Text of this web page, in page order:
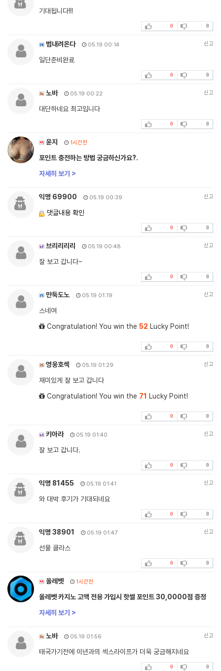
기대됩니다!!!
0 0
범내려온다 05.19 00:14 신고
일단준비완료
0 0
노바 05.19 00:22 신고
대단하네요 최고입니다
0 0
윤지 1시간전
포인트 충전하는 방법 궁금하신가요?.
자세히 보기 >
익명 69900 05.19 00:39 신고
댓글내용 확인
0 0
브리리리리 05.19 00:48 신고
잘 보고 갑니다~
0 0
만둑도노 05.19 01:19 신고
스네여
Congratulation! You win the 52 Lucky Point!
0 0
영웅호섹 05.19 01:29 신고
재미있게 잘 보고 갑니다
Congratulation! You win the 71 Lucky Point!
0 0
키아라 05.19 01:40 신고
잘 보고 갑니다.
0 0
익명 81455 05.19 01:41 신고
와 대박 후기가 기대되네요
0 0
익명 38901 05.19 01:47 신고
선물 클라스
0 0
올레벳 1시간전
올레벳 카지노 고액 전용 가입시 핫썰 포인트 30,0000점 증정
자세히 보기 >
노바 05.19 01:56 신고
태국가기전에 이년과의 섹스라이프가 더욱 궁금해지네요
0 0